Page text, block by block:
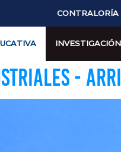
CONTRALORÍA
INVESTIGACIÓN
-